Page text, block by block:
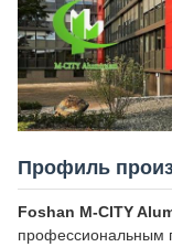
Профиль
Foshan M-CITY
профессиональным